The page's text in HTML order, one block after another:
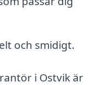
och smidigt.
i Ostvik är